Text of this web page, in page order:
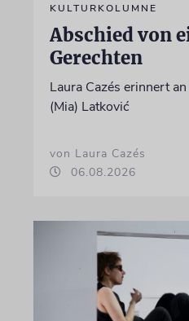
KULTURKOLUMNE
Abschied von
Gerechten
Laura Cazés erinnert
(Mia) Latković
von Laura Cazés
06.08.2026